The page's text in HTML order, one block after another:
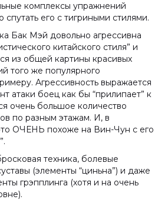
комплексы упражнений
спутать его с тигриными стилями.
Бак Мэй довольно агрессивна
китайского стиля” и
из общей картины красивых
того же популярного
Агрессивность выражается
атаки боец как бы “прилипает” к
очень большое количество
по разным этажам. И, в
ОЧЕНЬ похоже на Вин-Чун с его
техника, болевые
(элементы “циньна”) и даже
грэпплинга (хотя и на очень